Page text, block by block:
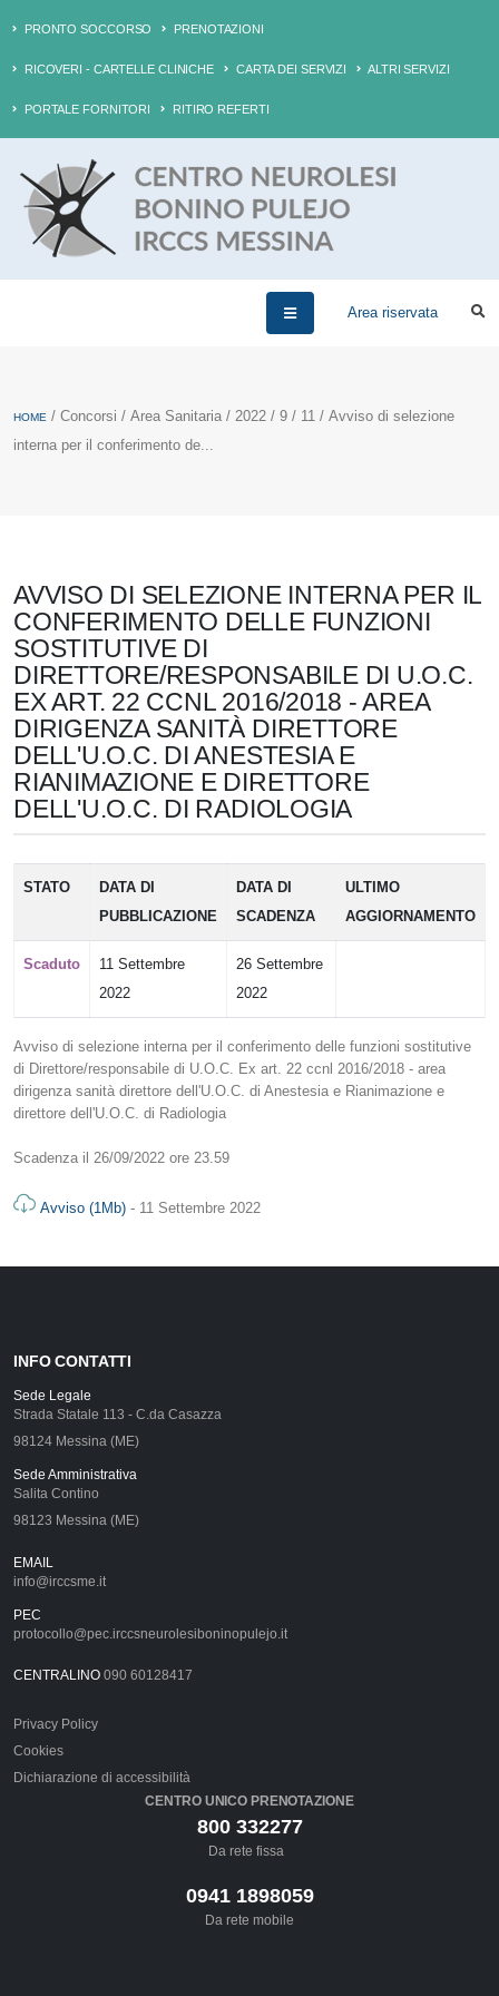
PRONTO SOCCORSO PRENOTAZIONI
RICOVERI - CARTELLE CLINICHE CARTA DEI SERVIZI ALTRI SERVIZI
PORTALE FORNITORI RITIRO REFERTI
Area riservata
HOME / Concorsi / Area Sanitaria / 2022 / 9 / 11 / Avviso di selezione
interna per il conferimento de...
AVVISO DI SELEZIONE INTERNA PER IL
CONFERIMENTO DELLE FUNZIONI
SOSTITUTIVE DI
DIRETTORE/RESPONSABILE DI U.O.C.
EX ART. 22 CCNL 2016/2018 - AREA
DIRIGENZA SANITÀ DIRETTORE
DELL'U.O.C. DI ANESTESIA E
RIANIMAZIONE E DIRETTORE
DELL'U.O.C. DI RADIOLOGIA
STATO
DATA DI
PUBBLICAZIONE
DATA DI
SCADENZA
ULTIMO
AGGIORNAMENTO
Scaduto
11 Settembre
2022
26 Settembre
2022
Avviso di selezione interna per il conferimento delle funzioni sostitutive
di Direttore/responsabile di U.O.C. Ex art. 22 ccnl 2016/2018 - area
dirigenza sanità direttore dell'U.O.C. di Anestesia e Rianimazione e
direttore dell'U.O.C. di Radiologia
Scadenza il 26/09/2022 ore 23.59
Avviso (1Mb) - 11 Settembre 2022
INFO CONTATTI
Sede Legale
Strada Statale 113 - C.da Casazza
98124 Messina (ME)
Sede Amministrativa
Salita Contino
98123 Messina (ME)
EMAIL
info@irccsme.it
PEC
protocollo@pec.irccsneurolesiboninopulejo.it
CENTRALINO 090 60128417
Privacy Policy
Cookies
Dichiarazione di accessibilità
CENTRO UNICO PRENOTAZIONE
800 332277
Da rete fissa
0941 1898059
Da rete mobile